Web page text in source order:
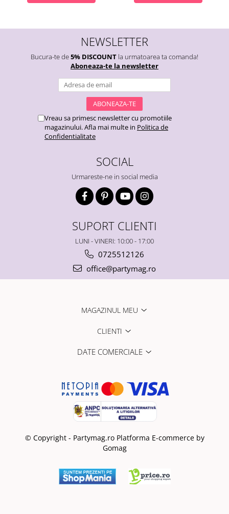
NEWSLETTER
Bucura-te de5% DISCOUNT la urmatoarea ta comanda!
Aboneaza-te la newsletter
Vreau sa primesc newsletter cu promotiile
magazinului. Afla mai multe in Politica de
Confidentialitate
SOCIAL
Urmareste-ne in social media
SUPORT CLIENTI
LUNI - VINERI: 10:00 - 17:00
0725512126
office@partymag.ro
MAGAZINUL MEU
CLIENTI
DATE COMERCIALE
© Copyright - Partymag.ro Platforma E-commerce by
Gomag